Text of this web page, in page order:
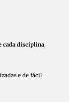
cada disciplina,
e de fácil